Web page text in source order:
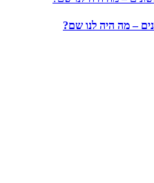
– מה היה לנו שם?